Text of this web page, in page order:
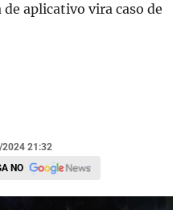
aplicativo vira caso de
21:32
NO